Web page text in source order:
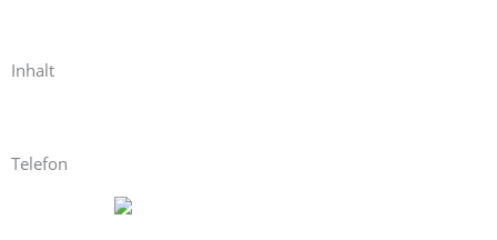
Inhalt
Telefon